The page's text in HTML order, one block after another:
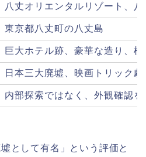
八丈オリエンタルリゾート、
東京都八丈町の八丈島
巨大ホテル跡、豪華な造り、
日本三大廃墟、映画トリック
内部探索ではなく、外観確認
として有名」という評価と